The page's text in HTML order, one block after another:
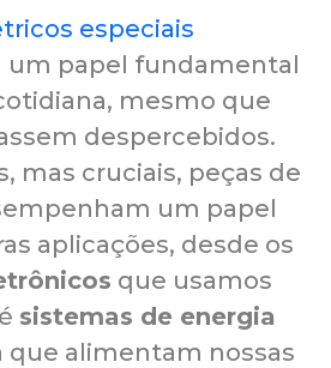
especiais
um papel fundamental
mesmo que
despercebidos.
mas cruciais, peças de
um papel
aplicações, desde os
que usamos
sistemas de energia
que alimentam nossas